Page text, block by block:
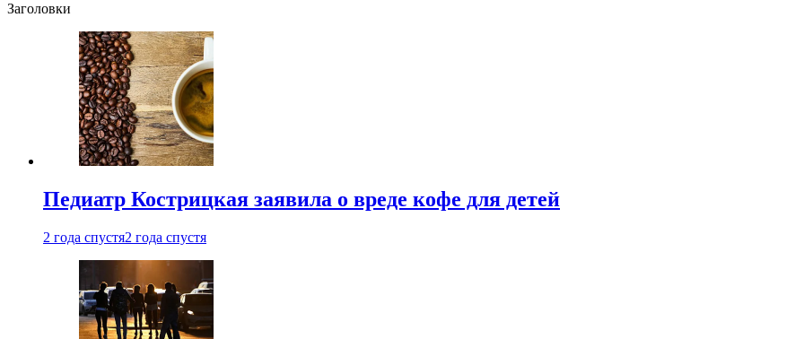
Заголовки
Педиатр Кострицкая заявила о вреде кофе для детей
2 года спустя2 года спустя